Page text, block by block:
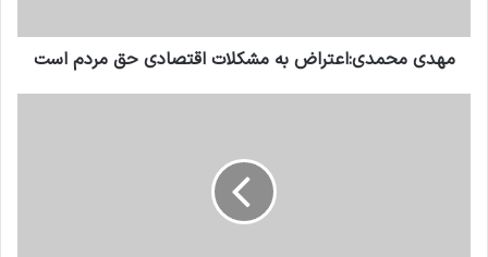
مهدی محمدی:اعتراض به مشکلات اقتصادی حق مردم است